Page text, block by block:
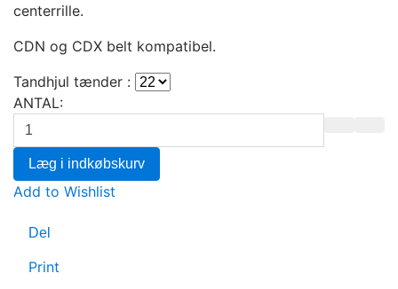
centerrille.
CDN og CDX belt kompatibel.
Tandhjul tænder :
ANTAL:
Læg i indkøbskurv
Add to Wishlist
Del
Print